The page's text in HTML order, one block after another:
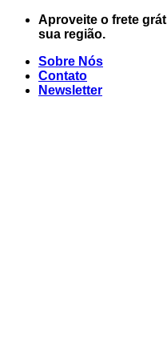
Skip
Aproveite o frete
sua região.
Sobre Nós
Contato
Newsletter